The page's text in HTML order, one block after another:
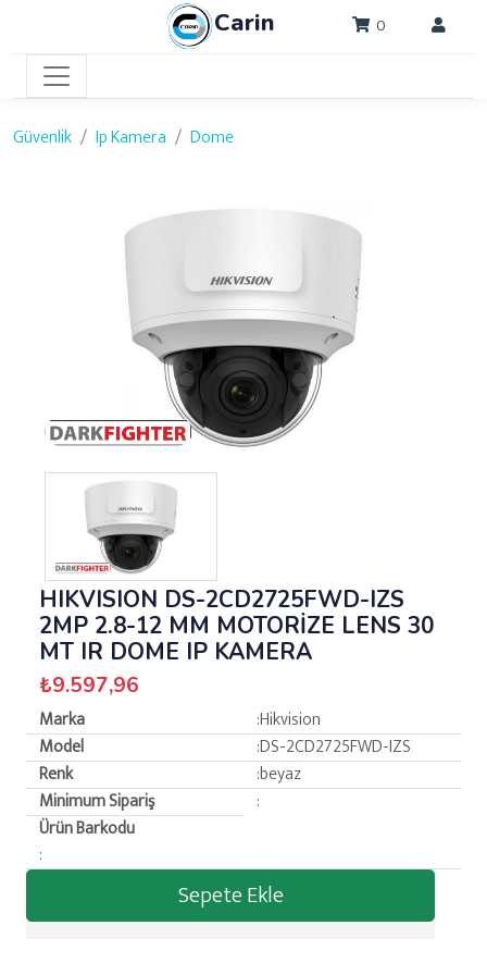
Carin 0
Güvenlik Ip Kamera Dome
HIKVISION DS-2CD2725FWD-IZS
2MP 2.8-12 MM MOTORİZE LENS 30
MT IR DOME IP KAMERA
₺9.597,96
Marka
:Hikvision
Model
:DS-2CD2725FWD-IZS
Renk
:beyaz
Minimum Sipariş
:
Ürün Barkodu
:
Sepete Ekle